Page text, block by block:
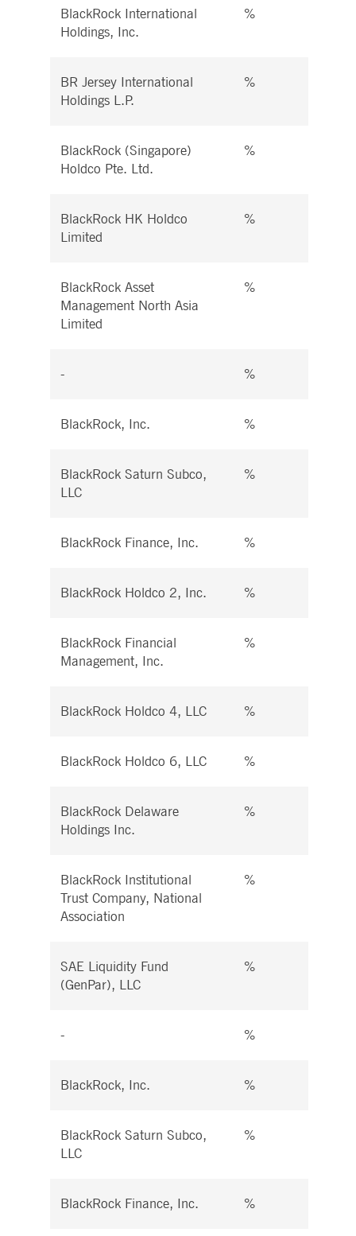
BlackRock International
Holdings, Inc.
%
BR Jersey International
Holdings L.P.
%
BlackRock (Singapore)
Holdco Pte. Ltd.
%
BlackRock HK Holdco
Limited
%
BlackRock Asset
Management North Asia
Limited
%
- %
BlackRock, Inc. %
BlackRock Saturn Subco,
LLC
%
BlackRock Finance, Inc. %
BlackRock Holdco 2, Inc. %
BlackRock Financial
Management, Inc.
%
BlackRock Holdco 4, LLC %
BlackRock Holdco 6, LLC %
BlackRock Delaware
Holdings Inc.
%
BlackRock Institutional
Trust Company, National
Association
%
SAE Liquidity Fund
(GenPar), LLC
%
- %
BlackRock, Inc. %
BlackRock Saturn Subco,
LLC
%
BlackRock Finance, Inc. %